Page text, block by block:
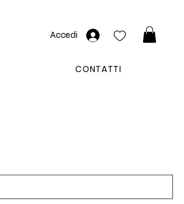
Accedi
CONTATTI